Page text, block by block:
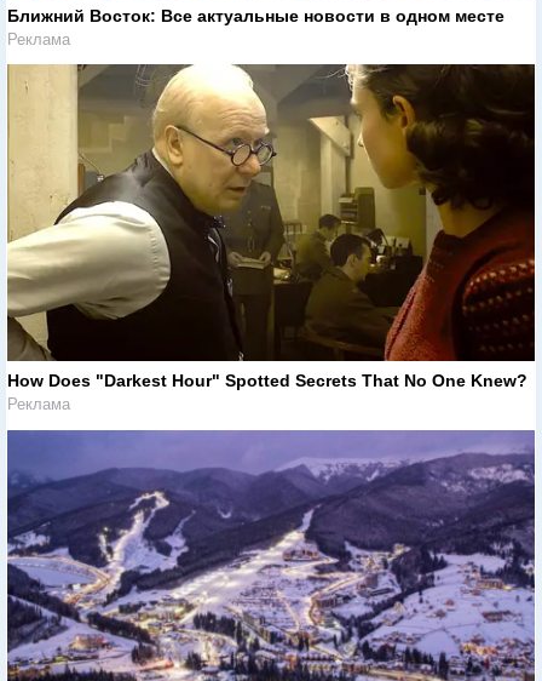
Ближний Восток: Все актуальные новости в одном месте
Реклама
How Does "Darkest Hour" Spotted Secrets That No One Knew?
Реклама